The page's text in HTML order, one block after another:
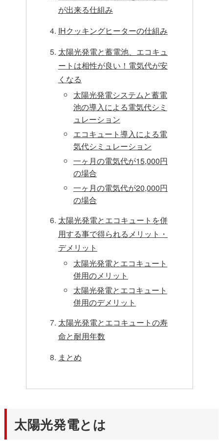
が出来る仕組み
IHクッキングヒーターの仕組み
太陽光発電と蓄電池、エコキュ
ートは相性が良い！電気代が安
くなる
太陽光発電システムと蓄電
池の導入による電気代シミ
ュレーション
エコキュート導入による電
気代シミュレーション
一ヶ月の電気代が15,000円
の場合
一ヶ月の電気代が20,000円
の場合
太陽光発電とエコキュートを併
用する事で得られるメリット・
デメリット
太陽光発電とエコキュート
併用のメリット
太陽光発電とエコキュート
併用のデメリット
太陽光発電とエコキュートの寿
命と耐用年数
まとめ
太陽光発電とは